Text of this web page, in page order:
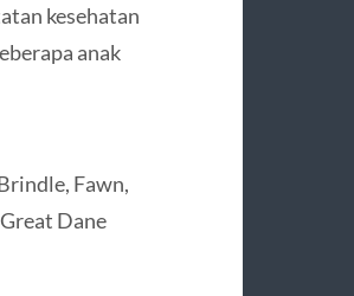
kesehatan
anak
Fawn,
Dane